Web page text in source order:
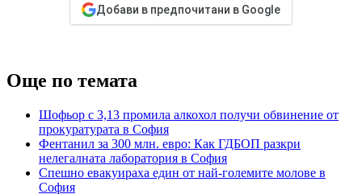
Добави в предпочитани в Google
Още по темата
Шофьор с 3,13 промила алкохол получи обвинение от
прокуратурата в София
Фентанил за 300 млн. евро: Как ГДБОП разкри
нелегалната лаборатория в София
Спешно евакуираха един от най-големите молове в
София